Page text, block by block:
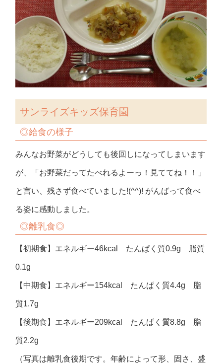
サンライズキッズ保育園
◎給食の様子
みんなお野菜がどうしても後回しになってしまいます
が、「お野菜だってたべれるよーっ！見ててね！！」
と言い、残さず食べていました!(^^)! がんばって食べ
る姿に感動しました。
◎離乳食◎
【初期食】エネルギー46kcal たんぱく質0.9g 脂質
0.1g
【中期食】エネルギー154kcal たんぱく質4.4g 脂
質1.7g
【後期食】エネルギー209kcal たんぱく質8.8g 脂
質2.2g
（写真は離乳食後期です。年齢によって形、固さ、盛